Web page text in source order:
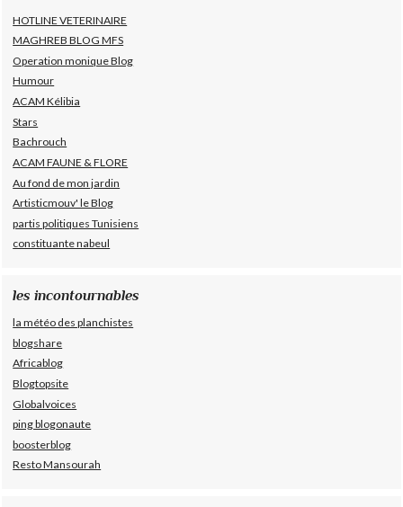
HOTLINE VETERINAIRE
MAGHREB BLOG MFS
Operation monique Blog
Humour
ACAM Kélibia
Stars
Bachrouch
ACAM FAUNE & FLORE
Au fond de mon jardin
Artisticmouv' le Blog
partis politiques Tunisiens
constituante nabeul
les incontournables
la météo des planchistes
blogshare
Africablog
Blogtopsite
Globalvoices
ping blogonaute
boosterblog
Resto Mansourah